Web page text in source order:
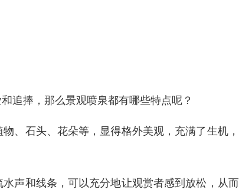
追捧，那么景观喷泉都有哪些特点呢？
、石头、花朵等，显得格外美观，充满了生机
声和线条，可以充分地让观赏者感到放松，从